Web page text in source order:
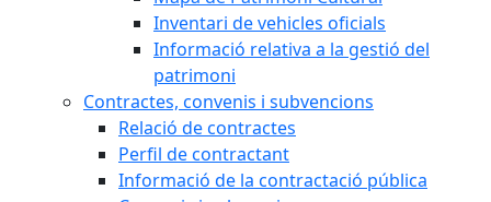
Inventari de vehicles oficials
Informació relativa a la gestió del
patrimoni
Contractes, convenis i subvencions
Relació de contractes
Perfil de contractant
Informació de la contractació pública